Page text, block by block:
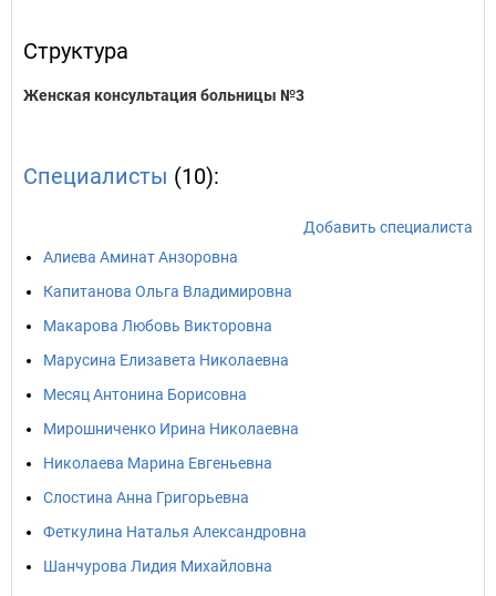
Структура
Женская консультация больницы №3
Специалисты (10):
Добавить специалиста
Алиева Аминат Анзоровна
Капитанова Ольга Владимировна
Макарова Любовь Викторовна
Марусина Елизавета Николаевна
Месяц Антонина Борисовна
Мирошниченко Ирина Николаевна
Николаева Марина Евгеньевна
Слостина Анна Григорьевна
Феткулина Наталья Александровна
Шанчурова Лидия Михайловна